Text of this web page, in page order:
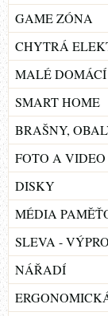
GAME ZÓNA
CHYTRÁ
MALÉ DOMÁCÍ
SMART HOME
BRAŠNY,
FOTO A VIDEO
DISKY
MÉDIA
SLEVA -
NÁŘADÍ